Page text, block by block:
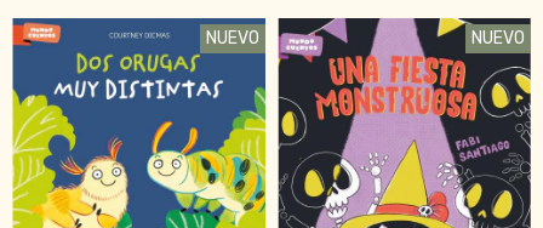
NUEVO NUEVO